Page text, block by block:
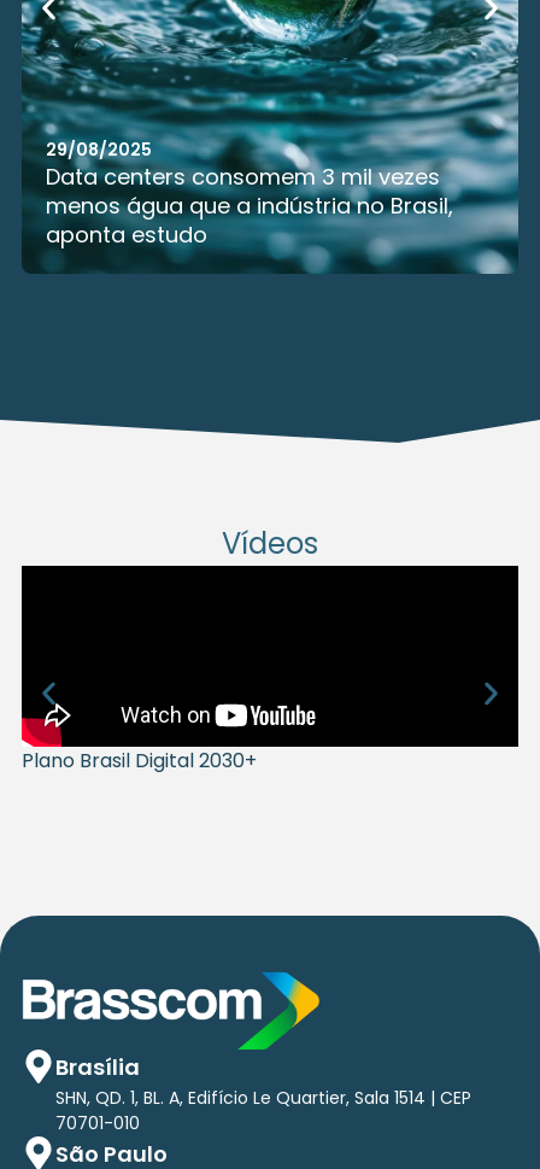
29/08/2025
Brasscom: Sem educação e
Brasil vai ficar parado no mesmo
Vídeos
Projeto Escola Digital e Conectada
Brasília
SHN, QD. 1, BL. A, Edifício Le Quartier, Sala 1514 | CEP
70701-010
São Paulo